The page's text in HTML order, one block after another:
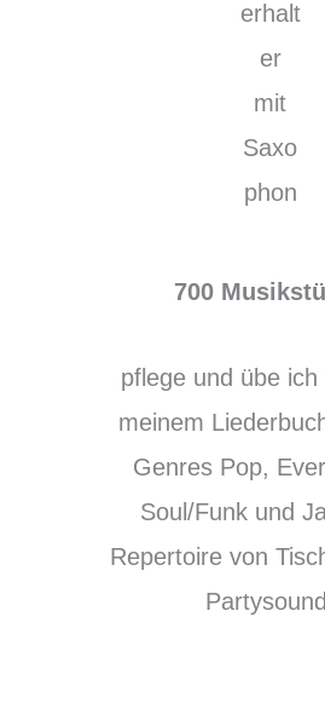
700
pflege und übe ich
meinem
Genres Pop,
Soul/Funk und
Repertoire von